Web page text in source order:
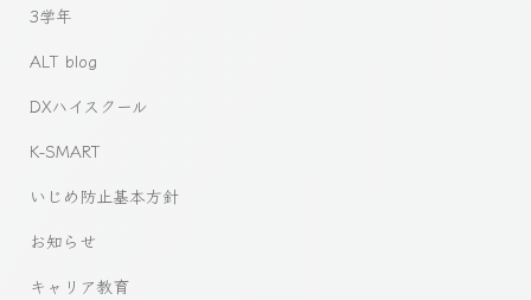
3学年
ALT blog
DXハイスクール
K-SMART
いじめ防止基本方針
お知らせ
キャリア教育